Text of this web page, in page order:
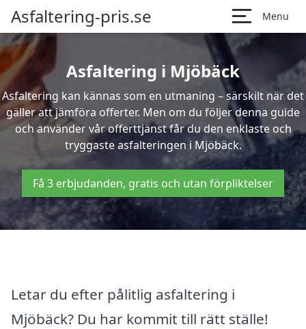
Asfaltering-pris.se Menu
Asfaltering i Mjöbäck
Asfaltering kan kännas som en utmaning – särskilt när det
gäller att jämföra offerter. Men om du följer denna guide
och använder vår offerttjänst får du den enklaste och
tryggaste asfalteringen i Mjöbäck.
Få 3 erbjudanden, gratis och utan förpliktelser
Letar du efter pålitlig asfaltering i
Mjöbäck? Du har kommit till rätt ställe!